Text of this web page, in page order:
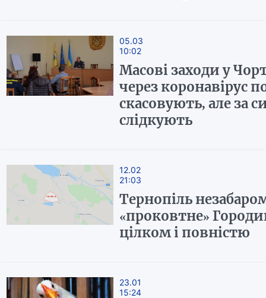
05.03
10:02
Масові заходи у
через коронавірус
скасовують, але за
слідкують
12.02
21:03
Тернопіль
«проковтне»
цілком і повністю
23.01
15:24